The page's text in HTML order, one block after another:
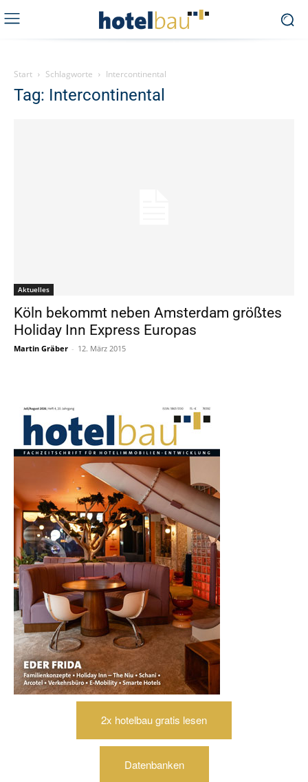
Start Schlagworte Intercontinental
Tag: Intercontinental
Aktuelles
Köln bekommt neben Amsterdam größtes
Holiday Inn Express Europas
Martin Gräber - 12. März 2015
2x hotelbau gratis lesen
Datenbanken